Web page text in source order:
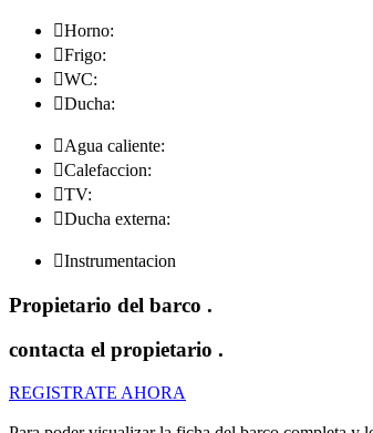
Horno:
Frigo:
WC:
Ducha:
Agua caliente:
Calefaccion:
TV:
Ducha externa:
Instrumentacion
Propietario del barco .
contacta el propietario .
REGISTRATE AHORA